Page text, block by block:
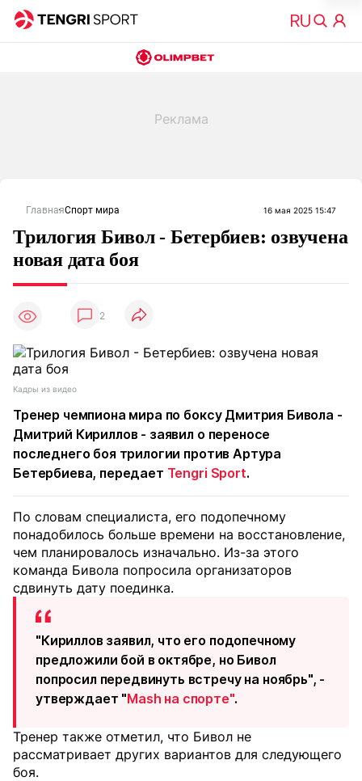
ГлавнаяСпорт мира 16 мая 2025 15:47
Трилогия Бивол - Бетербиев: озвучена
новая дата боя
2
Кадры из видео
Тренер чемпиона мира по боксу Дмитрия Бивола -
Дмитрий Кириллов - заявил о переносе
последнего боя трилогии против Артура
Бетербиева, передает Tengri Sport.
По словам специалиста, его подопечному
понадобилось больше времени на восстановление,
чем планировалось изначально. Из-за этого
команда Бивола попросила организаторов
сдвинуть дату поединка.
"Кириллов заявил, что его подопечному
предложили бой в октябре, но Бивол
попросил передвинуть встречу на ноябрь", -
утверждает "Мash на спорте".
Тренер также отметил, что Бивол не
рассматривает других вариантов для следующего
боя.